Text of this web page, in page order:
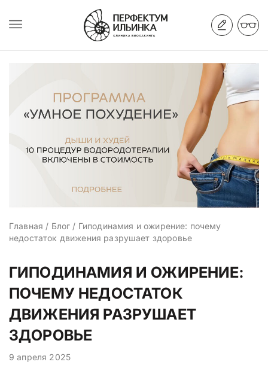
Главная / Блог / Гиподинамия и ожирение: почему
недостаток движения разрушает здоровье
ГИПОДИНАМИЯ И ОЖИРЕНИЕ:
ПОЧЕМУ НЕДОСТАТОК
ДВИЖЕНИЯ РАЗРУШАЕТ
ЗДОРОВЬЕ
9 апреля 2025